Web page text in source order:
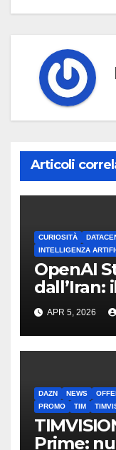
Articoli
CURIOSITÀ
INTELLIGENZA
OpenAI
dall’Iran:
mirino
APR 5, 2026
DAZN NEWS
PROMO
TIM
Prime: